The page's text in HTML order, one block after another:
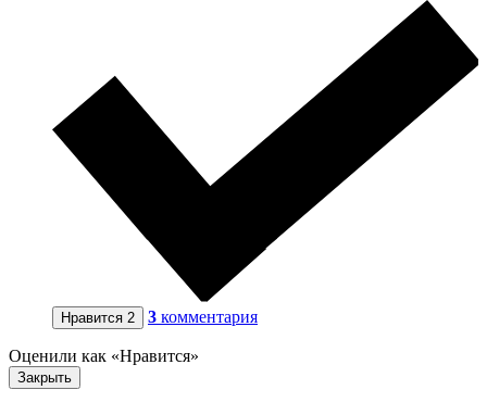
Нравится 2 3 комментария
Оценили как «Нравится»
Закрыть